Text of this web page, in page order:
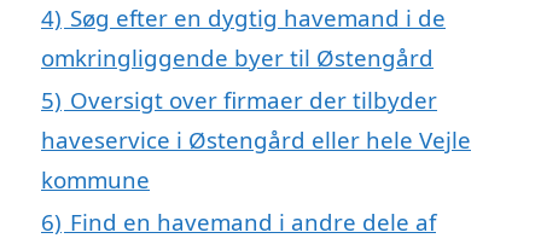
4) Søg efter en dygtig havemand i de
omkringliggende byer til Østengård
5) Oversigt over firmaer der tilbyder
haveservice i Østengård eller hele Vejle
kommune
6) Find en havemand i andre dele af